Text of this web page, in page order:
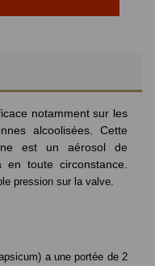
notamment sur les
alcoolisées. Cette
est un aérosol de
toute circonstance.
pression sur la valve.
a une portée de 2